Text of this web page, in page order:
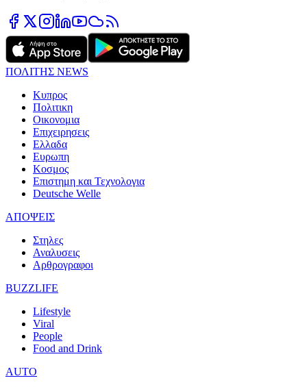
ΠΟΛΙΤΗΣ NEWS
Κυπρος
Πολιτικη
Οικονομια
Επιχειρησεις
Ελλαδα
Ευρωπη
Κοσμος
Επιστημη και Τεχνολογια
Deutsche Welle
ΑΠΟΨΕΙΣ
Στηλες
Αναλυσεις
Αρθρογραφοι
BUZZLIFE
Lifestyle
Viral
People
Food and Drink
AUTO